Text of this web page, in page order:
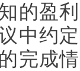
的盈
中约
完成